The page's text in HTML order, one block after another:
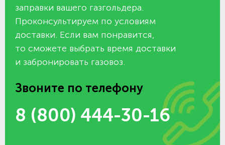
заправки вашего газгольдера.
Проконсультируем по условиям
доставки. Если вам понравится,
то сможете выбрать время доставки
и забронировать газовоз.
Звоните по телефону
8 (800) 444-30-16